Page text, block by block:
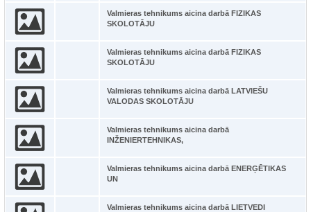
Valmieras tehnikums aicina darbā FIZIKAS
SKOLOTĀJU
Valmieras tehnikums aicina darbā FIZIKAS
SKOLOTĀJU
Valmieras tehnikums aicina darbā LATVIEŠU
VALODAS SKOLOTĀJU
Valmieras tehnikums aicina darbā
INŽENIERTEHNIKAS,
Valmieras tehnikums aicina darbā ENERĢĒTIKAS
UN
Valmieras tehnikums aicina darbā LIETVEDI